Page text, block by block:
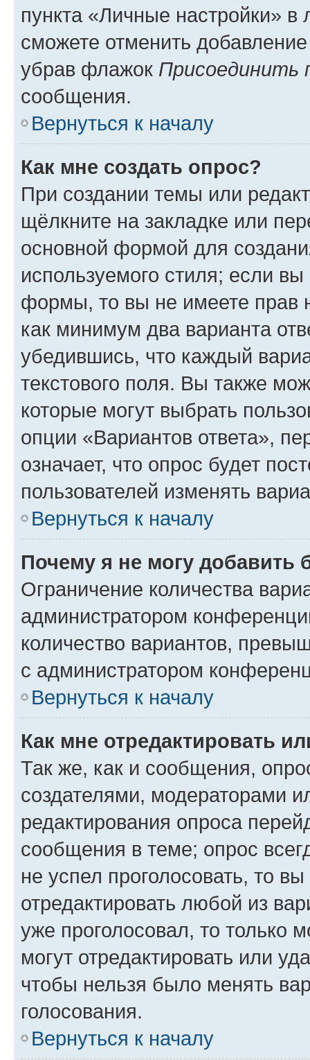
пункта «Личные настройки»
сможете отменить
убрав флажок Присоединить
сообщения.
Вернуться к началу
Как мне создать опрос?
При создании темы или
щёлкните на закладке или
основной формой для
используемого стиля; если
формы, то вы не имеете прав
как минимум два варианта
убедившись, что каждый
текстового поля. Вы также
которые могут выбрать
опции «Вариантов ответа»,
означает, что опрос будет
пользователей изменять
Вернуться к началу
Почему я не могу добавить
Ограничение количества
администратором
количество вариантов,
с администратором
Вернуться к началу
Как мне отредактировать
Так же, как и сообщения,
создателями, модераторами
редактирования опроса
сообщения в теме; опрос
не успел проголосовать, то
отредактировать любой из
уже проголосовал, то только
могут отредактировать или
чтобы нельзя было менять
голосования.
Вернуться к началу